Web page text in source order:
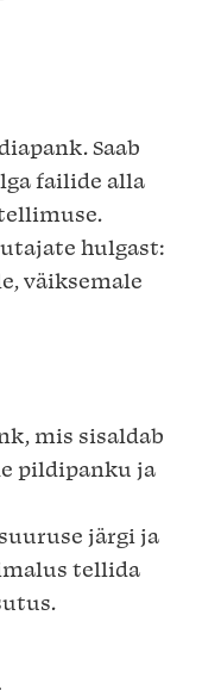
Saab
failide alla
hulgast:
väiksemale
mis sisaldab
pildipanku ja
järgi ja
tellida